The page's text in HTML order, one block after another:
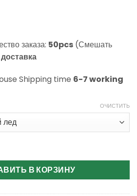
заказа: 50pcs (Смешать
Shipping time 6-7 working
ОЧИСТИТЬ
Vozol Vista 40000 Puffs
В КОРЗИНУ